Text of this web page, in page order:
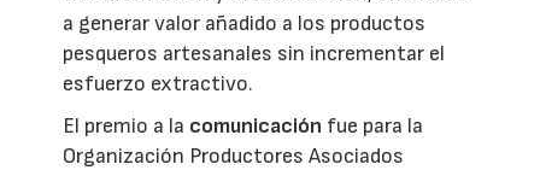
a generar valor añadido a los productos
pesqueros artesanales sin incrementar el
esfuerzo extractivo.
El premio a la comunicación fue para la
Organización Productores Asociados